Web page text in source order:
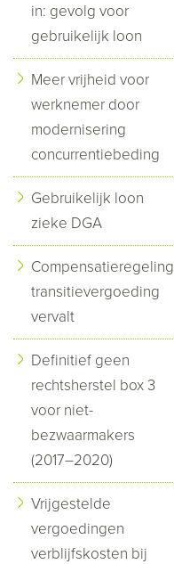
in: gevolg voor
gebruikelijk loon
Meer vrijheid voor
werknemer door
modernisering
concurrentiebeding
Gebruikelijk loon
zieke DGA
Compensatieregeling
transitievergoeding
vervalt
Definitief geen
rechtsherstel box 3
voor niet-
bezwaarmakers
(2017–2020)
Vrijgestelde
vergoedingen
verblijfskosten bij